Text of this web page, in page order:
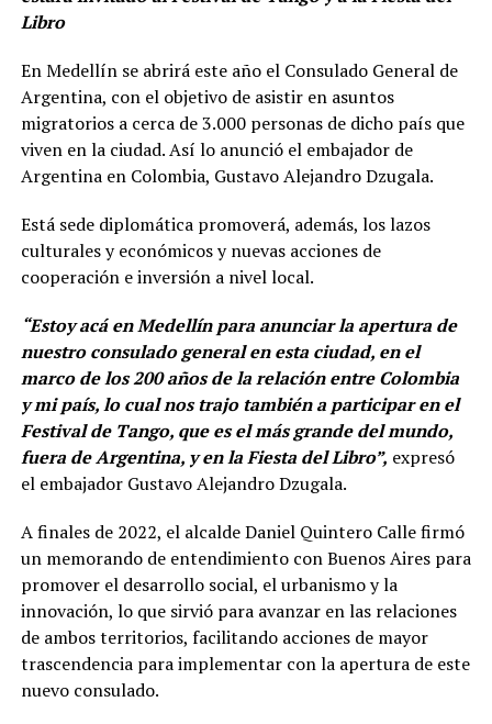
Libro
En Medellín se abrirá este año el Consulado General de
Argentina, con el objetivo de asistir en asuntos
migratorios a cerca de 3.000 personas de dicho país que
viven en la ciudad. Así lo anunció el embajador de
Argentina en Colombia, Gustavo Alejandro Dzugala.
Está sede diplomática promoverá, además, los lazos
culturales y económicos y nuevas acciones de
cooperación e inversión a nivel local.
“Estoy acá en Medellín para anunciar la apertura de
nuestro consulado general en esta ciudad, en el
marco de los 200 años de la relación entre Colombia
y mi país, lo cual nos trajo también a participar en el
Festival de Tango, que es el más grande del mundo,
fuera de Argentina, y en la Fiesta del Libro”, expresó
el embajador Gustavo Alejandro Dzugala.
A finales de 2022, el alcalde Daniel Quintero Calle firmó
un memorando de entendimiento con Buenos Aires para
promover el desarrollo social, el urbanismo y la
innovación, lo que sirvió para avanzar en las relaciones
de ambos territorios, facilitando acciones de mayor
trascendencia para implementar con la apertura de este
nuevo consulado.